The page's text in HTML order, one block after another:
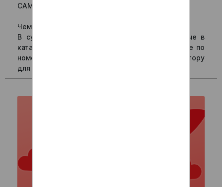
САМ1000
Чем больше заказ, тем лучше подарок!
В сумме не учитываются позиции, отмеченные в
каталоге специальным значком «%». При заказе по
номеру телефона сообщите промокод оператору
для добавления в заказ.